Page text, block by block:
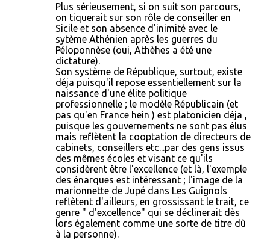
Plus sérieusement, si on suit son parcours,
on tiquerait sur son rôle de conseiller en
Sicile et son absence d'inimité avec le
sytème Athénien après les guerres du
Péloponnèse (oui, Athèhes a été une
dictature).
Son système de République, surtout, existe
déja puisqu'il repose essentiellement sur la
naissance d'une élite politique
professionnelle ; le modèle Républicain (et
pas qu'en France hein ) est platonicien déja ,
puisque les gouvernements ne sont pas élus
mais reflètent la cooptation de directeurs de
cabinets, conseillers etc...par des gens issus
des mêmes écoles et visant ce qu'ils
considèrent être l'excellence (et là, l'exemple
des énarques est intéressant ; l'image de la
marionnette de Jupé dans Les Guignols
reflètent d'ailleurs, en grossissant le trait, ce
genre " d'excellence" qui se déclinerait dès
lors également comme une sorte de titre dû
à la personne).